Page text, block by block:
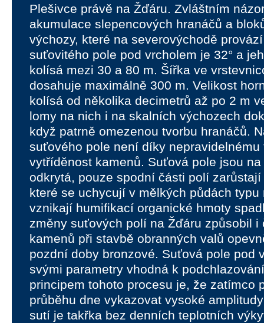
Plešivce právě na Žďáru. Zvláštním
akumulace slepencových hranáčů a
výchozy, které na severovýchodě
suťovitého pole pod vrcholem je 32° a
kolísá mezi 30 a 80 m. Šířka ve
dosahuje maximálně 300 m. Velikost
kolísá od několika decimetrů až po 2 m
lomy na nich i na skalních výchozech
když patrně omezenou tvorbu hranáčů.
suťového pole není díky nepravidelnému
vytříděnost kamenů. Suťová pole jsou
odkrytá, pouze spodní části polí
které se uchycují v mělkých půdách typu
vznikají humifikací organické hmoty
změny suťových polí na Žďáru způsobil i
kamenů při stavbě obranných valů
pozdní doby bronzové. Suťová pole pod
svými parametry vhodná k
principem tohoto procesu je, že zatímco
průběhu dne vykazovat vysoké
sutí je takřka bez denních teplotních